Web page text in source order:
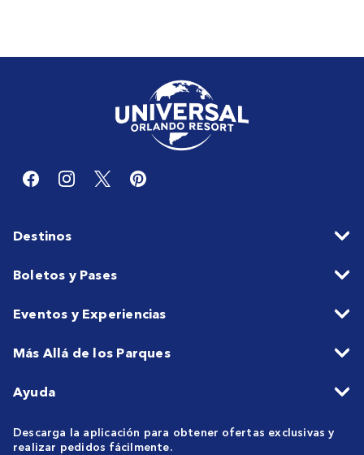
Destinos
Boletos y Pases
Eventos y Experiencias
Más Allá de los Parques
Ayuda
Descarga la aplicación para obtener ofertas exclusivas y
realizar pedidos fácilmente.